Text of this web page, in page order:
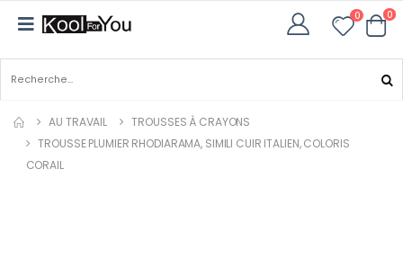
0 0
AU TRAVAIL
TROUSSES À CRAYONS
TROUSSE PLUMIER RHODIARAMA, SIMILI CUIR ITALIEN, COLORIS
CORAIL